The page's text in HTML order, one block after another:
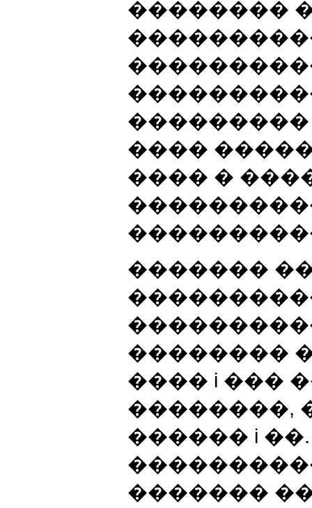
��������
����
���� �
�������
��������
���� i ���
��������,
������ i
�������